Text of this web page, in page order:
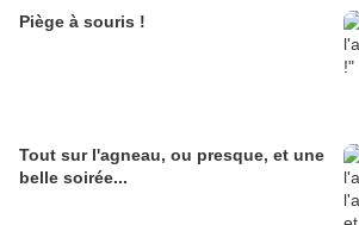
Piège à souris !
Tout sur l'agneau, ou presque, et une
belle soirée...